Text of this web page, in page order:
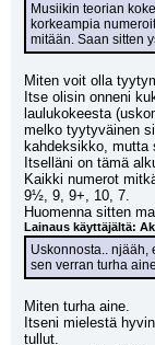
Musiikin teorian
korkeampia
mitään. Saan sitten
Miten voit olla
Itse olisin onneni
laulukokeesta
melko tyytyväinen
kahdeksikko, mutta
Itselläni on tämä
Kaikki numerot
9½, 9, 9+, 10, 7.
Huomenna sitten
Lainaus käyttäjältä:
Uskonnosta.. njääh,
sen verran turha
Miten turha aine.
Itseni mielestä
tullut.